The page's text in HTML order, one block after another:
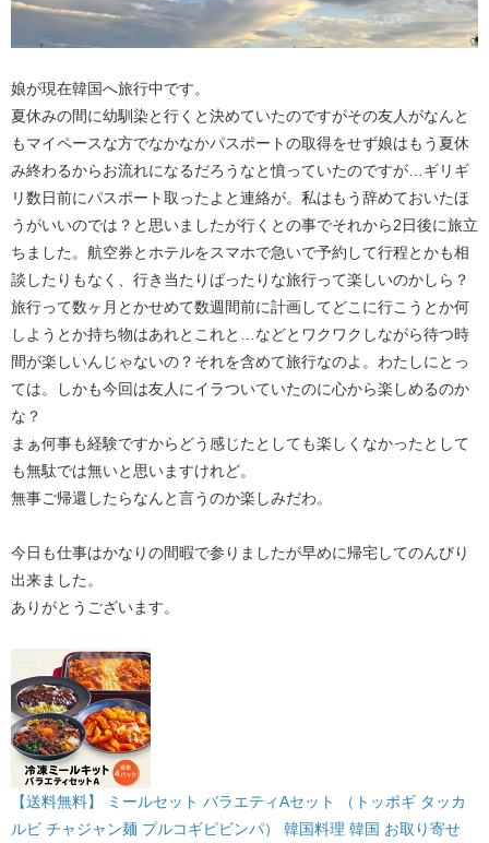
娘が現在韓国へ旅行中です。
夏休みの間に幼馴染と行くと決めていたのですがその友人がなんと
もマイペースな方でなかなかパスポートの取得をせず娘はもう夏休
み終わるからお流れになるだろうなと憤っていたのですが…ギリギ
リ数日前にパスポート取ったよと連絡が。私はもう辞めておいたほ
うがいいのでは？と思いましたが行くとの事でそれから2日後に旅立
ちました。航空券とホテルをスマホで急いで予約して行程とかも相
談したりもなく、行き当たりばったりな旅行って楽しいのかしら？
旅行って数ヶ月とかせめて数週間前に計画してどこに行こうとか何
しようとか持ち物はあれとこれと…などとワクワクしながら待つ時
間が楽しいんじゃないの？それを含めて旅行なのよ。わたしにとっ
ては。しかも今回は友人にイラついていたのに心から楽しめるのか
な？
まぁ何事も経験ですからどう感じたとしても楽しくなかったとして
も無駄では無いと思いますけれど。
無事ご帰還したらなんと言うのか楽しみだわ。
今日も仕事はかなりの間暇で参りましたが早めに帰宅してのんびり
出来ました。
ありがとうございます。
【送料無料】 ミールセット バラエティAセット （トッポギ タッカ
ルビ チャジャン麺 プルコギピビンパ） 韓国料理 韓国 お取り寄せ